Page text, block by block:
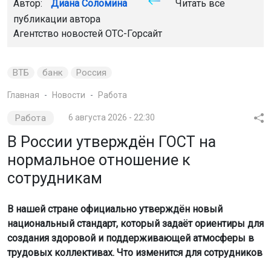
Автор: Диана Соломина
Читать все
публикации автора
Агентство новостей ОТС-Горсайт
ВТБ банк Россия
Главная Новости Работа
Работа 6 августа 2026 - 22:30
В России утверждён ГОСТ на
нормальное отношение к
сотрудникам
В нашей стране официально утверждён новый
национальный стандарт, который задаёт ориентиры для
создания здоровой и поддерживающей атмосферы в
трудовых коллективах. Что изменится для сотрудников